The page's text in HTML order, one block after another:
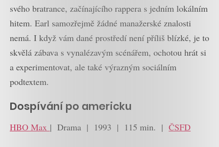
svého bratrance, začínajícího rappera s jedním lokálním
hitem. Earl samozřejmě žádné manažerské znalosti
nemá. I když vám dané prostředí není příliš blízké, je to
skvělá zábava s vynalézavým scénářem, ochotou hrát si
a experimentovat, ale také výrazným sociálním
podtextem.
Dospívání po americku
HBO Max | Drama | 1993 | 115 min. | ČSFD